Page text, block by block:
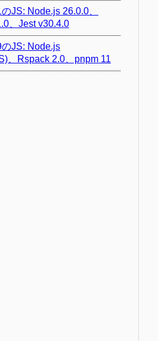
JS: Node.js 26.0.0、
、Jest v30.4.0
JS: Node.js
、Rspack 2.0、pnpm 11